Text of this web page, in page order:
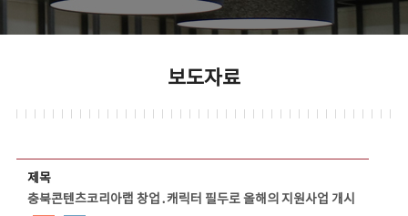
보도자료
제목
충북콘텐츠코리아랩 창업․캐릭터 필두로 올해의 지원사업 개시